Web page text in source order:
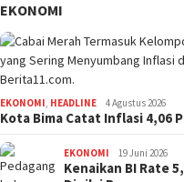
EKONOMI
EKONOMI, HEADLINE 4 Agustus 2026
Kota Bima Catat Inflasi 4,06
EKONOMI 19 Juni 2026
Kenaikan BI Rate